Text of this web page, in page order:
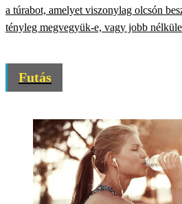
a túrabot, amelyet viszonylag olcsón
tényleg megvegyük-e, vagy jobb
Futás